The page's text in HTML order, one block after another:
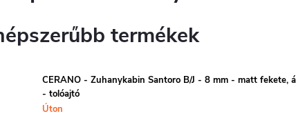
termékek
CERANO - Zuhanykabin Santoro B/J - 8 mm - matt fekete,
- tolóajtó
Úton